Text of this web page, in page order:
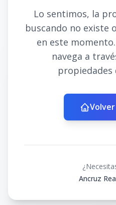
Lo sentimos, la
buscando no existe
en este
navega a
propiedades
Ancruz